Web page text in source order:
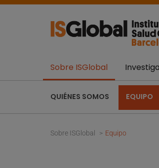
Sobre ISGlobal
QUIÉNES SOMOS EQUIPO
Sobre ISGlobal Equipo